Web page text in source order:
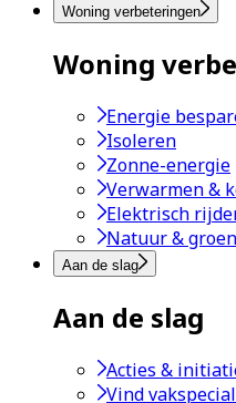
Woning verbeteringen
Woning
Energie
Isoleren
Zonne-energie
Verwarmen &
Elektrisch
Natuur & groen
Aan de slag
Aan de slag
Acties &
Vind